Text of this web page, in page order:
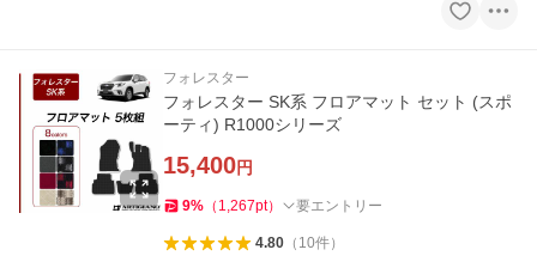
フォレスター
フォレスター SK系 フロアマット セット (スポ
ーティ) R1000シリーズ
15,400円
9% （ 1,267pt） 要エントリー
4.80（ 10件）